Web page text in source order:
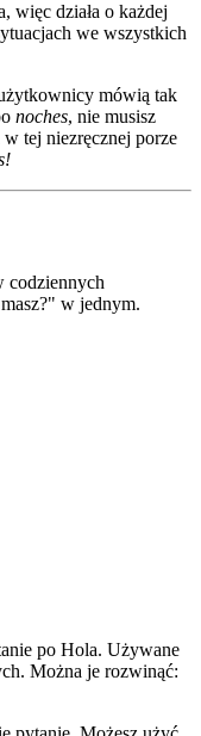
więc działa o każdej
we wszystkich
mówią tak
noches, nie musisz
tej niezręcznej porze
codziennych
w jednym.
po Hola. Używane
Można je rozwinąć: